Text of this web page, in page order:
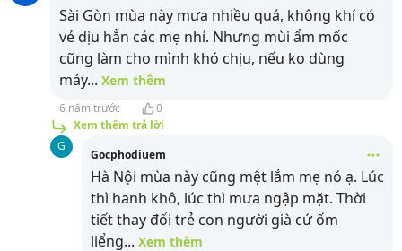
Sài Gòn mùa này mưa nhiều quá, không khí có
vẻ dịu hẳn các mẹ nhỉ. Nhưng mùi ẩm mốc
cũng làm cho mình khó chịu, nếu ko dùng
máy... Xem thêm
6 năm trước
0
Xem thêm trả lời
G
Gocphodiuem
Hà Nội mùa này cũng mệt lắm mẹ nó ạ. Lúc
thì hanh khô, lúc thì mưa ngập mặt. Thời
tiết thay đổi trẻ con người già cứ ốm
liểng... Xem thêm